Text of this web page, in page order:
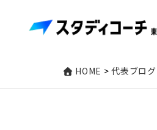
HOME >代表ブログ